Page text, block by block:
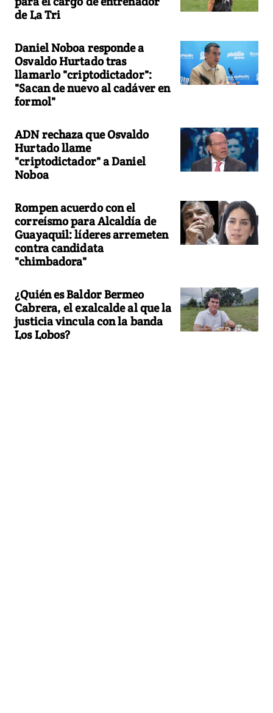
de La Tri
Daniel Noboa responde a
Osvaldo Hurtado tras
llamarlo "criptodictador":
"Sacan de nuevo al cadáver en
formol"
ADN rechaza que Osvaldo
Hurtado llame
"criptodictador" a Daniel
Noboa
Rompen acuerdo con el
correísmo para Alcaldía de
Guayaquil: líderes arremeten
contra candidata
"chimbadora"
¿Quién es Baldor Bermeo
Cabrera, el exalcalde al que la
justicia vincula con la banda
Los Lobos?